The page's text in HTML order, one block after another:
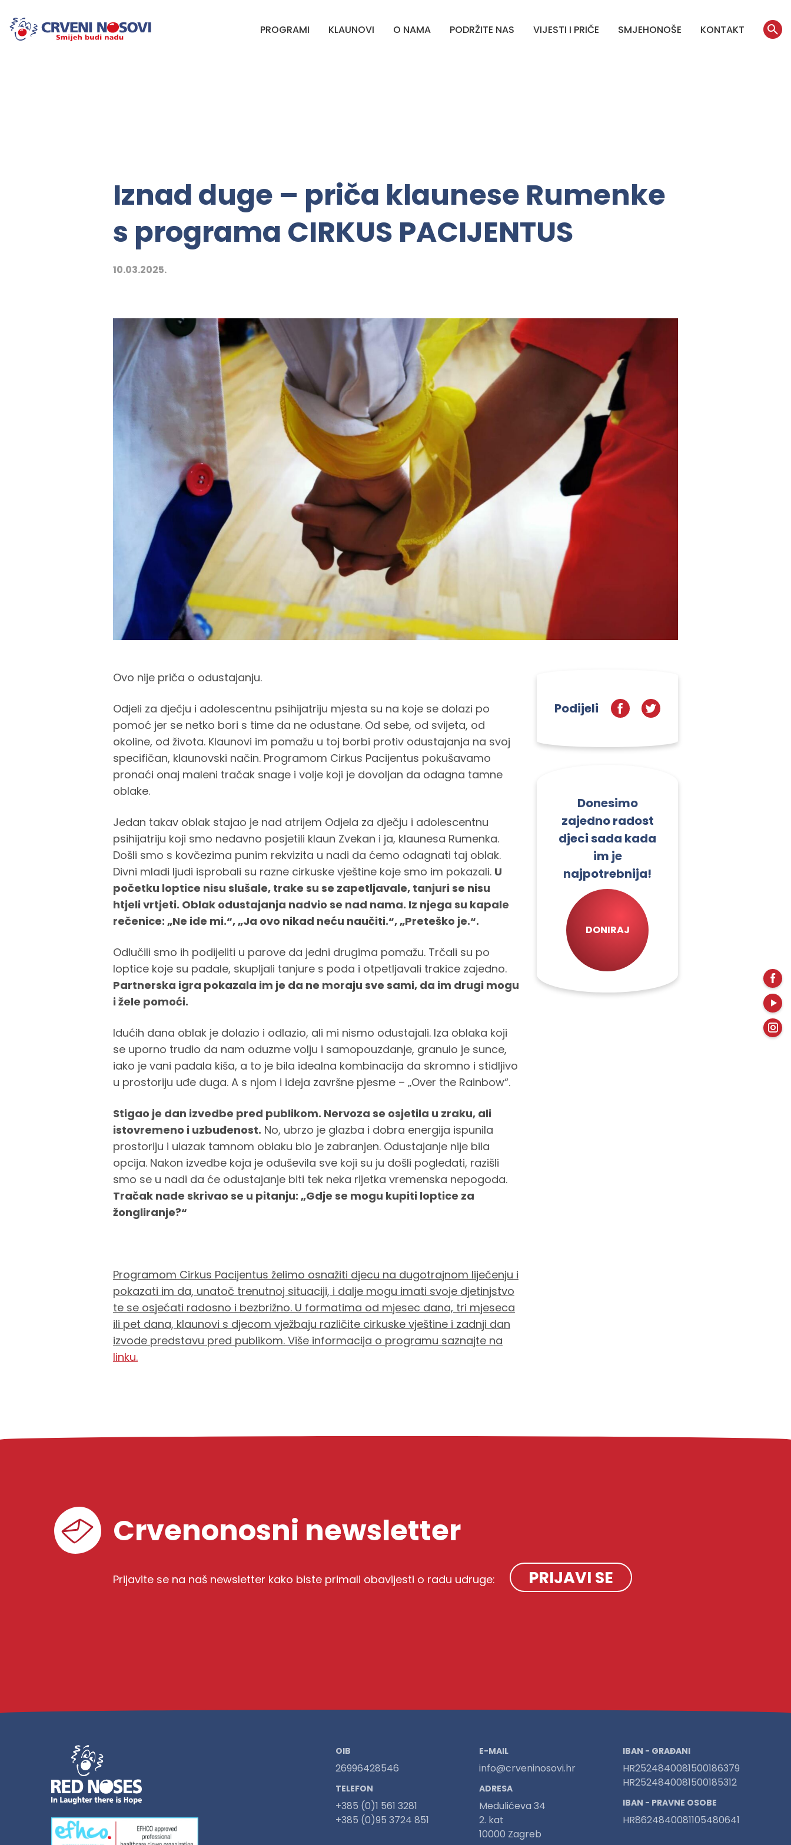
PROGRAMI KLAUNOVI O NAMA PODRŽITE NAS VIJESTI I PRIČE SMJEHONOŠE KONTAKT
Iznad duge – priča klaunese Rumenke
s programa CIRKUS PACIJENTUS
10.03.2025.
Ovo nije priča o odustajanju.
Odjeli za dječju i adolescentnu psihijatriju mjesta su na koje se dolazi po
pomoć jer se netko bori s time da ne odustane. Od sebe, od svijeta, od
okoline, od života. Klaunovi im pomažu u toj borbi protiv odustajanja na svoj
specifičan, klaunovski način. Programom Cirkus Pacijentus pokušavamo
pronaći onaj maleni tračak snage i volje koji je dovoljan da odagna tamne
oblake.
Jedan takav oblak stajao je nad atrijem Odjela za dječju i adolescentnu
psihijatriju koji smo nedavno posjetili klaun Zvekan i ja, klaunesa Rumenka.
Došli smo s kovčezima punim rekvizita u nadi da ćemo odagnati taj oblak.
Divni mladi ljudi isprobali su razne cirkuske vještine koje smo im pokazali. U
početku loptice nisu slušale, trake su se zapetljavale, tanjuri se nisu
htjeli vrtjeti. Oblak odustajanja nadvio se nad nama. Iz njega su kapale
rečenice: „Ne ide mi.“, „Ja ovo nikad neću naučiti.“, „Preteško je.“.
Odlučili smo ih podijeliti u parove da jedni drugima pomažu. Trčali su po
loptice koje su padale, skupljali tanjure s poda i otpetljavali trakice zajedno.
Partnerska igra pokazala im je da ne moraju sve sami, da im drugi mogu
i žele pomoći.
Idućih dana oblak je dolazio i odlazio, ali mi nismo odustajali. Iza oblaka koji
se uporno trudio da nam oduzme volju i samopouzdanje, granulo je sunce,
iako je vani padala kiša, a to je bila idealna kombinacija da skromno i stidljivo
u prostoriju uđe duga. A s njom i ideja završne pjesme – „Over the Rainbow“.
Stigao je dan izvedbe pred publikom. Nervoza se osjetila u zraku, ali
istovremeno i uzbuđenost. No, ubrzo je glazba i dobra energija ispunila
prostoriju i ulazak tamnom oblaku bio je zabranjen. Odustajanje nije bila
opcija. Nakon izvedbe koja je oduševila sve koji su ju došli pogledati, razišli
smo se u nadi da će odustajanje biti tek neka rijetka vremenska nepogoda.
Tračak nade skrivao se u pitanju: „Gdje se mogu kupiti loptice za
žongliranje?“
Programom Cirkus Pacijentus želimo osnažiti djecu na dugotrajnom liječenju i
pokazati im da, unatoč trenutnoj situaciji, i dalje mogu imati svoje djetinjstvo
te se osjećati radosno i bezbrižno. U formatima od mjesec dana, tri mjeseca
ili pet dana, klaunovi s djecom vježbaju različite cirkuske vještine i zadnji dan
izvode predstavu pred publikom. Više informacija o programu saznajte na
linku.
Podijeli
Donesimo
zajedno radost
djeci sada kada
im je
najpotrebnija!
DONIRAJ
Crvenonosni newsletter
Prijavite se na naš newsletter kako biste primali obavijesti o radu udruge: PRIJAVI SE
OIB
26996428546
TELEFON
+385 (0)1 561 3281
+385 (0)95 3724 851
E-MAIL
info@crveninosovi.hr
ADRESA
Medulićeva 34
2. kat
10000 Zagreb
IBAN - GRAĐANI
HR2524840081500186379
HR2524840081500185312
IBAN - PRAVNE OSOBE
HR8624840081105480641